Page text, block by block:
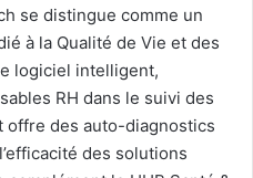
se distingue comme un
à la Qualité de Vie et des
logiciel intelligent,
RH dans le suivi des
offre des auto-diagnostics
des solutions